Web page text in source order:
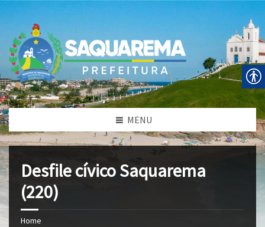
MENU
Desfile cívico Saquarema
(220)
Home